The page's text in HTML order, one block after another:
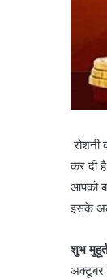
रोशनी
कर दी
आपको
इसके
शुभ मुहूर्त
अक्टूबर